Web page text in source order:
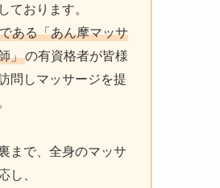
ております。
である「あん摩マッサ
」の有資格者が皆様
問しマッサージを提
まで、全身のマッサ
し、